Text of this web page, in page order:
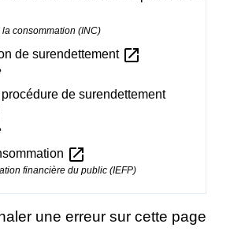
consommation (INC)
de surendettement open_in_new
de surendettement
open_in_new
financière du public (IEFP)
une erreur sur cette page